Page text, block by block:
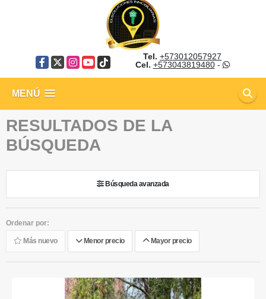
Facebook
X Instagram
YouTube
TikTok
Tel. +573012057927
Cel. +573043819480-
MENÚ
RESULTADOS DE LA
BÚSQUEDA
Búsqueda avanzada
Ordenar por:
Más nuevo Menor precio Mayor precio